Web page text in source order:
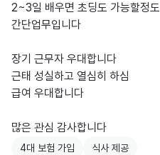
2~3일 배우면 초딩도 가능할정도
간단업무입니다
장기 근무자 우대합니다
근태 성실하고 열심히 하심
급여 우대합니다
많은 관심 감사합니다
4대 보험 가입 식사 제공